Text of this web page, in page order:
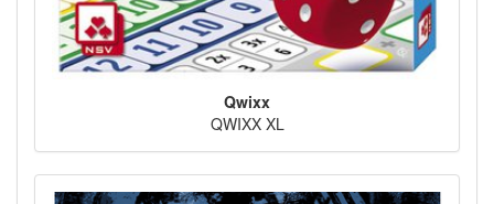
Qwixx
QWIXX XL